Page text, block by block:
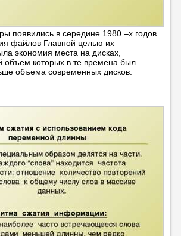
появились в середине 1980 –х годов
файлов Главной целью их
экономия места на дисках,
которых в те времена был
объема современных дисков.